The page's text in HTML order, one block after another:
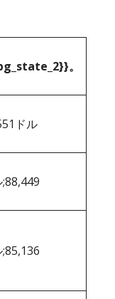
。
ドル
;88,449
;85,136